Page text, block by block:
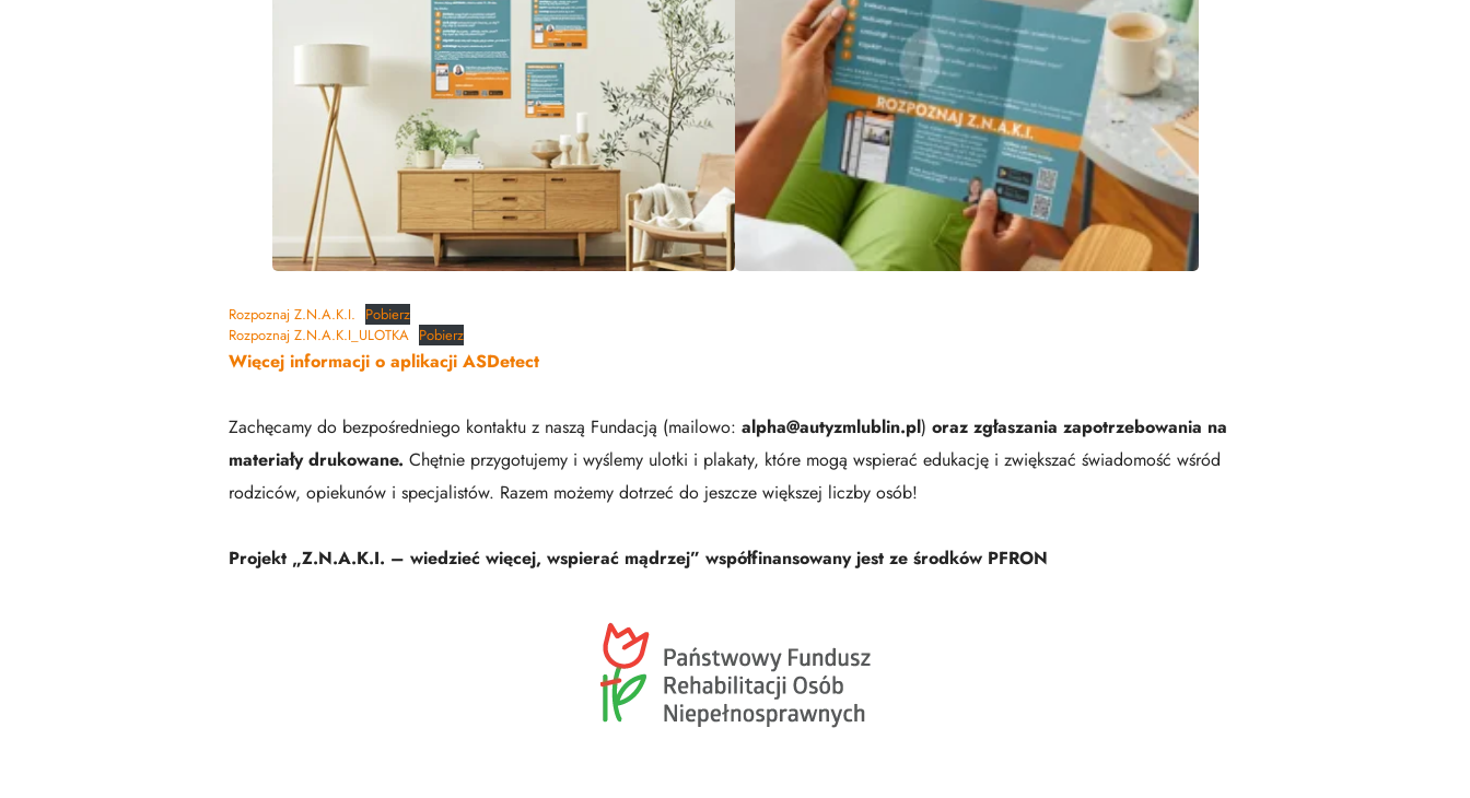
Rozpoznaj Z.N.A.K.I. Pobierz
Rozpoznaj Z.N.A.K.I_ULOTKA Pobierz
Więcej informacji o aplikacji ASDetect
Zachęcamy do bezpośredniego kontaktu z naszą Fundacją (mailowo: alpha@autyzmlublin.pl) oraz zgłaszania zapotrzebowania na
materiały drukowane. Chętnie przygotujemy i wyślemy ulotki i plakaty, które mogą wspierać edukację i zwiększać świadomość wśród
rodziców, opiekunów i specjalistów. Razem możemy dotrzeć do jeszcze większej liczby osób!
Projekt „Z.N.A.K.I. – wiedzieć więcej, wspierać mądrzej” współfinansowany jest ze środków PFRON